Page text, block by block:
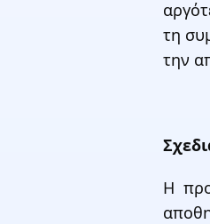
τη
την
Η